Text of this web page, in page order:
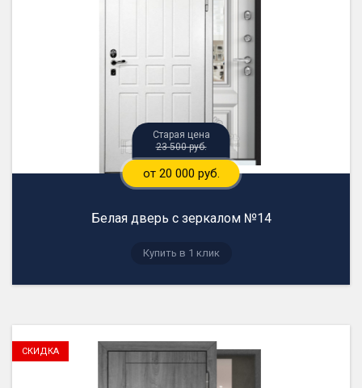
23 500 руб.
от 20 000 руб.
Белая дверь с зеркалом №14